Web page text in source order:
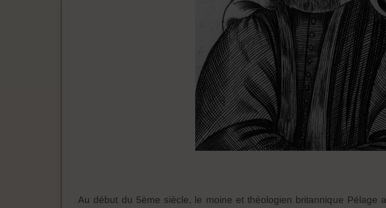
Au début du 5ème siècle, le moine et théologien britannique Pélage